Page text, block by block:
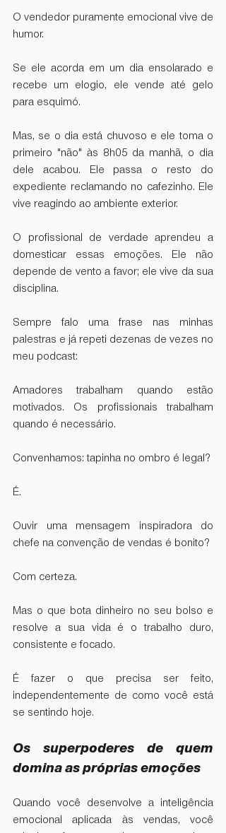
O vendedor puramente emocional vive de
humor.
Se ele acorda em um dia ensolarado e
recebe um elogio, ele vende até gelo
para esquimó.
Mas, se o dia está chuvoso e ele toma o
primeiro "não" às 8h05 da manhã, o dia
dele acabou. Ele passa o resto do
expediente reclamando no cafezinho. Ele
vive reagindo ao ambiente exterior.
O profissional de verdade aprendeu a
domesticar essas emoções. Ele não
depende de vento a favor; ele vive da sua
disciplina.
Sempre falo uma frase nas minhas
palestras e já repeti dezenas de vezes no
meu podcast:
Amadores trabalham quando estão
motivados. Os profissionais trabalham
quando é necessário.
Convenhamos: tapinha no ombro é legal?
É.
Ouvir uma mensagem inspiradora do
chefe na convenção de vendas é bonito?
Com certeza.
Mas o que bota dinheiro no seu bolso e
resolve a sua vida é o trabalho duro,
consistente e focado.
É fazer o que precisa ser feito,
independentemente de como você está
se sentindo hoje.
Os superpoderes de quem
domina as próprias emoções
Quando você desenvolve a inteligência
emocional aplicada às vendas, você